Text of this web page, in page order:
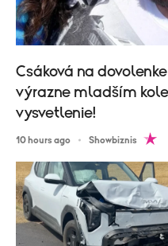
Csáková na
výrazne mladším
vysvetlenie!
10 hours ago Showbiznis